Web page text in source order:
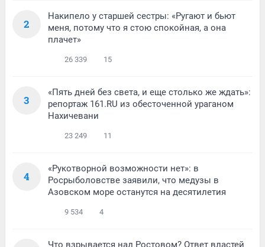
2
Накипело у старшей сестры: «Ругают и бьют
меня, потому что я стою спокойная, а она
плачет»
26 339 15
3
«Пять дней без света, и еще столько же ждать»:
репортаж 161.RU из обесточенной ураганом
Нахичевани
23 249 11
4
«Рукотворной возможности нет»: в
Росрыболовстве заявили, что медузы в
Азовском море останутся на десятилетия
9 534 4
Что взрывается над Ростовом? Ответ властей